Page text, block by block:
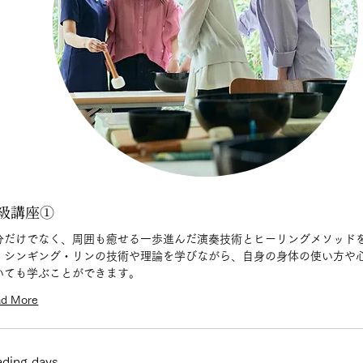
講座①
だけでなく、周囲も癒せる一歩進んだ演奏技術とヒーリングメソッド
シンギング・リンの技術や理論を学びながら、自身の身体の使い方や
ても学ぶことができます。
More